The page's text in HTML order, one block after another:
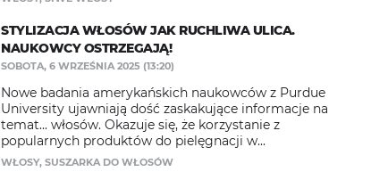
STYLIZACJA WŁOSÓW JAK RUCHLIWA ULICA.
NAUKOWCY OSTRZEGAJĄ!
SOBOTA, 6 WRZEŚNIA 2025 (13:20)
Nowe badania amerykańskich naukowców z Purdue
University ujawniają dość zaskakujące informacje na
temat... włosów. Okazuje się, że korzystanie z
popularnych produktów do pielęgnacji w...
WŁOSY, SUSZARKA DO WŁOSÓW